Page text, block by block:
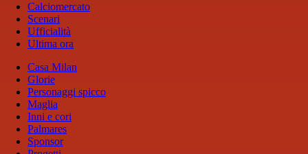
Calciomercato
Scenari
Ufficialità
Ultima ora
Casa Milan
Glorie
Personaggi spicco
Maglia
Inni e cori
Palmares
Sponsor